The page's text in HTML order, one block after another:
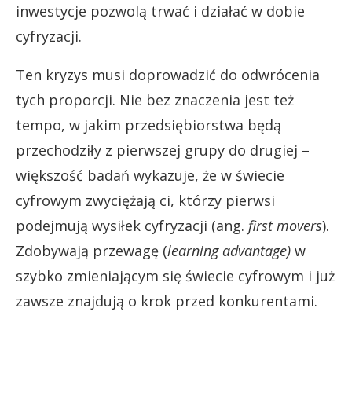
inwestycje pozwolą trwać i działać w dobie
cyfryzacji.
Ten kryzys musi doprowadzić do odwrócenia
tych proporcji. Nie bez znaczenia jest też
tempo, w jakim przedsiębiorstwa będą
przechodziły z pierwszej grupy do drugiej –
większość badań wykazuje, że w świecie
cyfrowym zwyciężają ci, którzy pierwsi
podejmują wysiłek cyfryzacji (ang. first movers).
Zdobywają przewagę (learning advantage) w
szybko zmieniającym się świecie cyfrowym i już
zawsze znajdują o krok przed konkurentami.